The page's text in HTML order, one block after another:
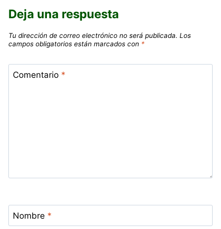
Deja una respuesta
Tu dirección de correo electrónico no será publicada. Los
campos obligatorios están marcados con *
Comentario *
Nombre *